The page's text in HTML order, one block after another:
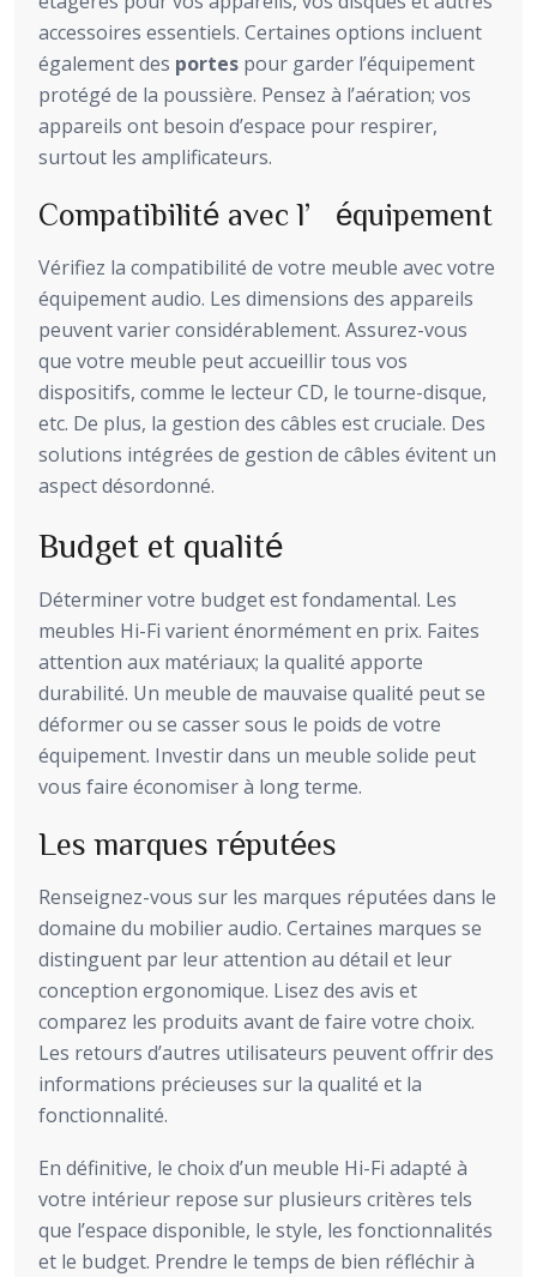
accessoires essentiels. Certaines options incluent
également des portes pour garder l’équipement
protégé de la poussière. Pensez à l’aération; vos
appareils ont besoin d’espace pour respirer,
surtout les amplificateurs.
Compatibilité avec l’équipement
Vérifiez la compatibilité de votre meuble avec votre
équipement audio. Les dimensions des appareils
peuvent varier considérablement. Assurez-vous
que votre meuble peut accueillir tous vos
dispositifs, comme le lecteur CD, le tourne-disque,
etc. De plus, la gestion des câbles est cruciale. Des
solutions intégrées de gestion de câbles évitent un
aspect désordonné.
Budget et qualité
Déterminer votre budget est fondamental. Les
meubles Hi-Fi varient énormément en prix. Faites
attention aux matériaux; la qualité apporte
durabilité. Un meuble de mauvaise qualité peut se
déformer ou se casser sous le poids de votre
équipement. Investir dans un meuble solide peut
vous faire économiser à long terme.
Les marques réputées
Renseignez-vous sur les marques réputées dans le
domaine du mobilier audio. Certaines marques se
distinguent par leur attention au détail et leur
conception ergonomique. Lisez des avis et
comparez les produits avant de faire votre choix.
Les retours d’autres utilisateurs peuvent offrir des
informations précieuses sur la qualité et la
fonctionnalité.
En définitive, le choix d’un meuble Hi-Fi adapté à
votre intérieur repose sur plusieurs critères tels
que l’espace disponible, le style, les fonctionnalités
et le budget. Prendre le temps de bien réfléchir à